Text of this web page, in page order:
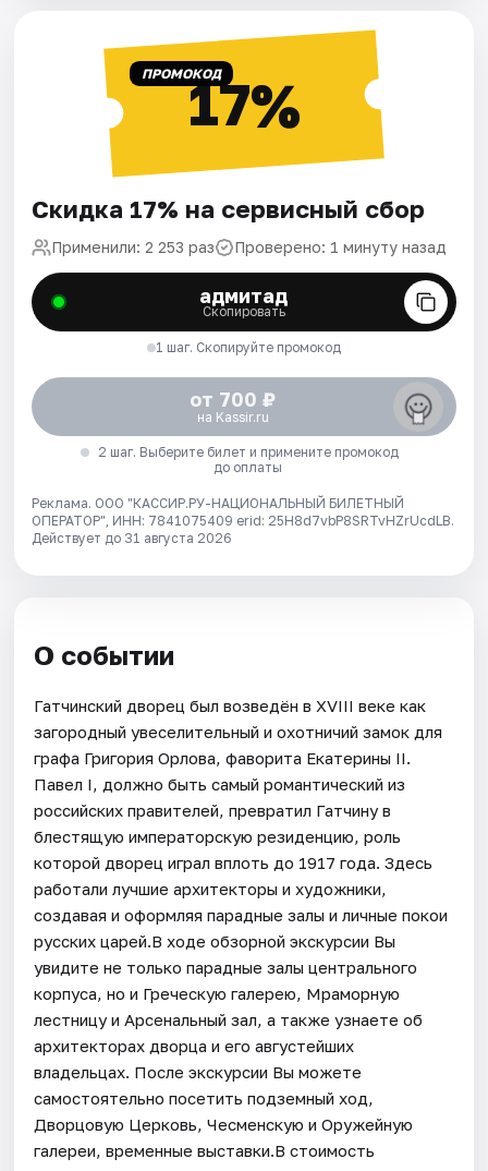
ПРОМОКОД17%
Скидка 17% на сервисный сбор
Применили: 2 253 раз Проверено: 1 минуту назад
адмитад
Скопировать
1 шаг. Скопируйте промокод
от 700 ₽
на Kassir.ru
2 шаг. Выберите билет и примените промокод
до оплаты
Реклама. ООО "КАССИР.РУ-НАЦИОНАЛЬНЫЙ БИЛЕТНЫЙ
ОПЕРАТОР", ИНН: 7841075409 erid: 25H8d7vbP8SRTvHZrUcdLB.
Действует до 31 августа 2026
О событии
Гатчинский дворец был возведён в XVIII веке как
загородный увеселительный и охотничий замок для
графа Григория Орлова, фаворита Екатерины II.
Павел I, должно быть самый романтический из
российских правителей, превратил Гатчину в
блестящую императорскую резиденцию, роль
которой дворец играл вплоть до 1917 года. Здесь
работали лучшие архитекторы и художники,
создавая и оформляя парадные залы и личные покои
русских царей.В ходе обзорной экскурсии Вы
увидите не только парадные залы центрального
корпуса, но и Греческую галерею, Мраморную
лестницу и Арсенальный зал, а также узнаете об
архитекторах дворца и его августейших
владельцах. После экскурсии Вы можете
самостоятельно посетить подземный ход,
Дворцовую Церковь, Чесменскую и Оружейную
галереи, временные выставки.В стоимость